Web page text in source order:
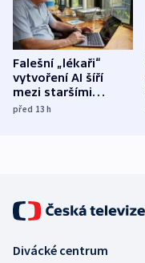
Falešní „lékaři“
vytvoření AI šíří
mezi staršími
Poláky nebezpečné
před 13h
Divácké centrum